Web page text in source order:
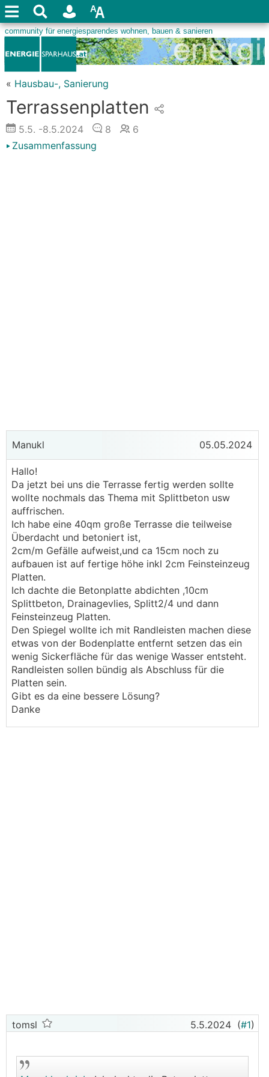
« Hausbau-, Sanierung
Terrassenplatten
5.5. -8.5.2024 8
6
Zusammenfassung
Manukl 05.05.2024
Hallo!
Da jetzt bei uns die Terrasse fertig werden sollte
wollte nochmals das Thema mit Splittbeton usw
auffrischen.
Ich habe eine 40qm große Terrasse die teilweise
Überdacht und betoniert ist,
2cm/m Gefälle aufweist,und ca 15cm noch zu
aufbauen ist auf fertige höhe inkl 2cm Feinsteinzeug
Platten.
Ich dachte die Betonplatte abdichten ,10cm
Splittbeton, Drainagevlies, Splitt2/4 und dann
Feinsteinzeug Platten.
Den Spiegel wollte ich mit Randleisten machen diese
etwas von der Bodenplatte entfernt setzen das ein
wenig Sickerfläche für das wenige Wasser entsteht.
Randleisten sollen bündig als Abschluss für die
Platten sein.
Gibt es da eine bessere Lösung?
Danke
tomsl 5.5.2024 (#1)